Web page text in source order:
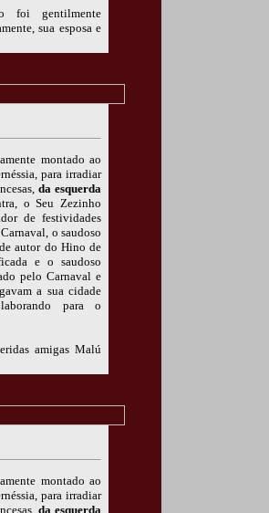
foi gentilmente
sua esposa e
montado ao
para irradiar
da esquerda
o Seu Zezinho
de festividades
o saudoso
autor do Hino de
e o saudoso
pelo Carnaval e
a sua cidade
para o
amigas Malú
montado ao
para irradiar
da esquerda